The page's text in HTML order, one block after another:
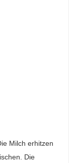
Milch erhitzen
Die